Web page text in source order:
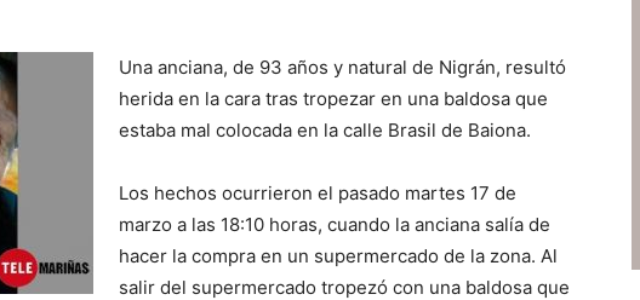
Una anciana, de 93 años y natural de Nigrán, resultó
herida en la cara tras tropezar en una baldosa que
estaba mal colocada en la calle Brasil de Baiona.
Los hechos ocurrieron el pasado martes 17 de
marzo a las 18:10 horas, cuando la anciana salía de
hacer la compra en un supermercado de la zona. Al
salir del supermercado tropezó con una baldosa que